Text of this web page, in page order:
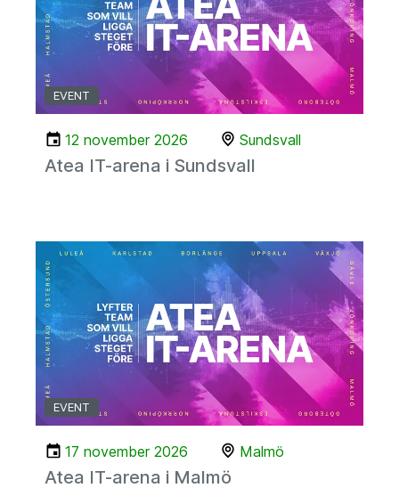
EVENT
12 november 2026 Sundsvall
Atea IT-arena i Sundsvall
EVENT
17 november 2026 Malmö
Atea IT-arena i Malmö